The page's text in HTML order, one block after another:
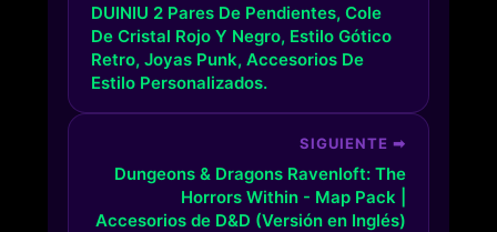
DUINIU 2 Pares De Pendientes, Cole
De Cristal Rojo Y Negro, Estilo Gótico
Retro, Joyas Punk, Accesorios De
Estilo Personalizados.
SIGUIENTE ➡
Dungeons & Dragons Ravenloft: The
Horrors Within - Map Pack |
Accesorios de D&D (Versión en Inglés)